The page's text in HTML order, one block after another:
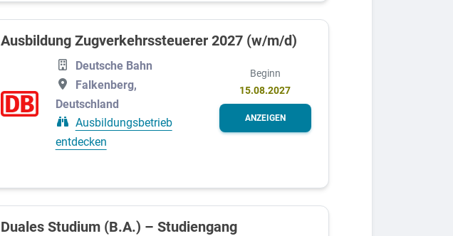
Ausbildung Zugverkehrssteuerer 2027 (w/m/d)
Deutsche Bahn
Falkenberg,
Deutschland
Ausbildungsbetrieb
entdecken
Beginn
15.08.2027
ANZEIGEN
Duales Studium (B.A.) – Studiengang